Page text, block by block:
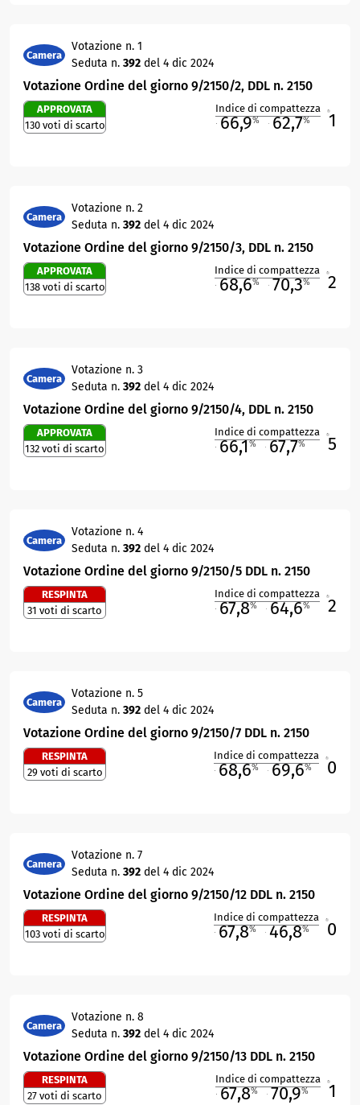
Camera
Votazione n. 1
Seduta n. 392 del 4 dic 2024
Votazione Ordine del giorno 9/2150/2, DDL n. 2150
APPROVATA
130 voti di scarto
Indice di compattezza
66,9% 62,7% 1
Camera
Votazione n. 2
Seduta n. 392 del 4 dic 2024
Votazione Ordine del giorno 9/2150/3, DDL n. 2150
APPROVATA
138 voti di scarto
Indice di compattezza
68,6% 70,3% 2
Camera
Votazione n. 3
Seduta n. 392 del 4 dic 2024
Votazione Ordine del giorno 9/2150/4, DDL n. 2150
APPROVATA
132 voti di scarto
Indice di compattezza
66,1% 67,7% 5
Camera
Votazione n. 4
Seduta n. 392 del 4 dic 2024
Votazione Ordine del giorno 9/2150/5 DDL n. 2150
RESPINTA
31 voti di scarto
Indice di compattezza
67,8% 64,6% 2
Camera
Votazione n. 5
Seduta n. 392 del 4 dic 2024
Votazione Ordine del giorno 9/2150/7 DDL n. 2150
RESPINTA
29 voti di scarto
Indice di compattezza
68,6% 69,6% 0
Camera
Votazione n. 7
Seduta n. 392 del 4 dic 2024
Votazione Ordine del giorno 9/2150/12 DDL n. 2150
RESPINTA
103 voti di scarto
Indice di compattezza
67,8% 46,8% 0
Camera
Votazione n. 8
Seduta n. 392 del 4 dic 2024
Votazione Ordine del giorno 9/2150/13 DDL n. 2150
RESPINTA
27 voti di scarto
Indice di compattezza
67,8% 70,9% 1